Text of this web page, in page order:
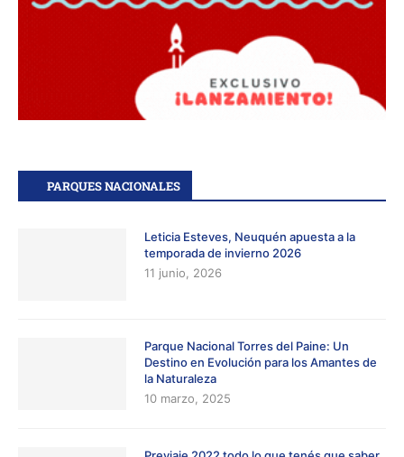
PARQUES NACIONALES
Leticia Esteves, Neuquén apuesta a la
temporada de invierno 2026
11 junio, 2026
Parque Nacional Torres del Paine: Un
Destino en Evolución para los Amantes de
la Naturaleza
10 marzo, 2025